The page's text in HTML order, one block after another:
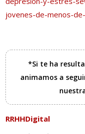
jovenes-de-menos-
*Si te ha
animamos a
RRHHDigital